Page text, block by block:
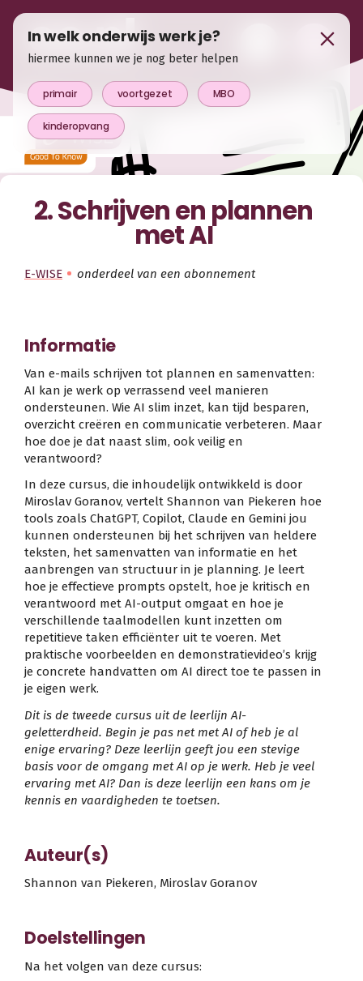
2. Schrijven en plannen
met AI
E-WISE onderdeel van een abonnement
Informatie
Van e-mails schrijven tot plannen en samenvatten:
AI kan je werk op verrassend veel manieren
ondersteunen. Wie AI slim inzet, kan tijd besparen,
overzicht creëren en communicatie verbeteren. Maar
hoe doe je dat naast slim, ook veilig en
verantwoord?
In deze cursus, die inhoudelijk ontwikkeld is door
Miroslav Goranov, vertelt Shannon van Piekeren hoe
tools zoals ChatGPT, Copilot, Claude en Gemini jou
kunnen ondersteunen bij het schrijven van heldere
teksten, het samenvatten van informatie en het
aanbrengen van structuur in je planning. Je leert
hoe je effectieve prompts opstelt, hoe je kritisch en
verantwoord met AI-output omgaat en hoe je
verschillende taalmodellen kunt inzetten om
repetitieve taken efficiënter uit te voeren. Met
praktische voorbeelden en demonstratievideo’s krijg
je concrete handvatten om AI direct toe te passen in
je eigen werk.
Dit is de tweede cursus uit de leerlijn AI-
geletterdheid. Begin je pas net met AI of heb je al
enige ervaring? Deze leerlijn geeft jou een stevige
basis voor de omgang met AI op je werk. Heb je veel
ervaring met AI? Dan is deze leerlijn een kans om je
kennis en vaardigheden te toetsen.
Auteur(s)
Shannon van Piekeren, Miroslav Goranov
Doelstellingen
Na het volgen van deze cursus:
In welk onderwijs werk je?
hiermee kunnen we je nog beter helpen
primair voortgezet MBO
kinderopvang